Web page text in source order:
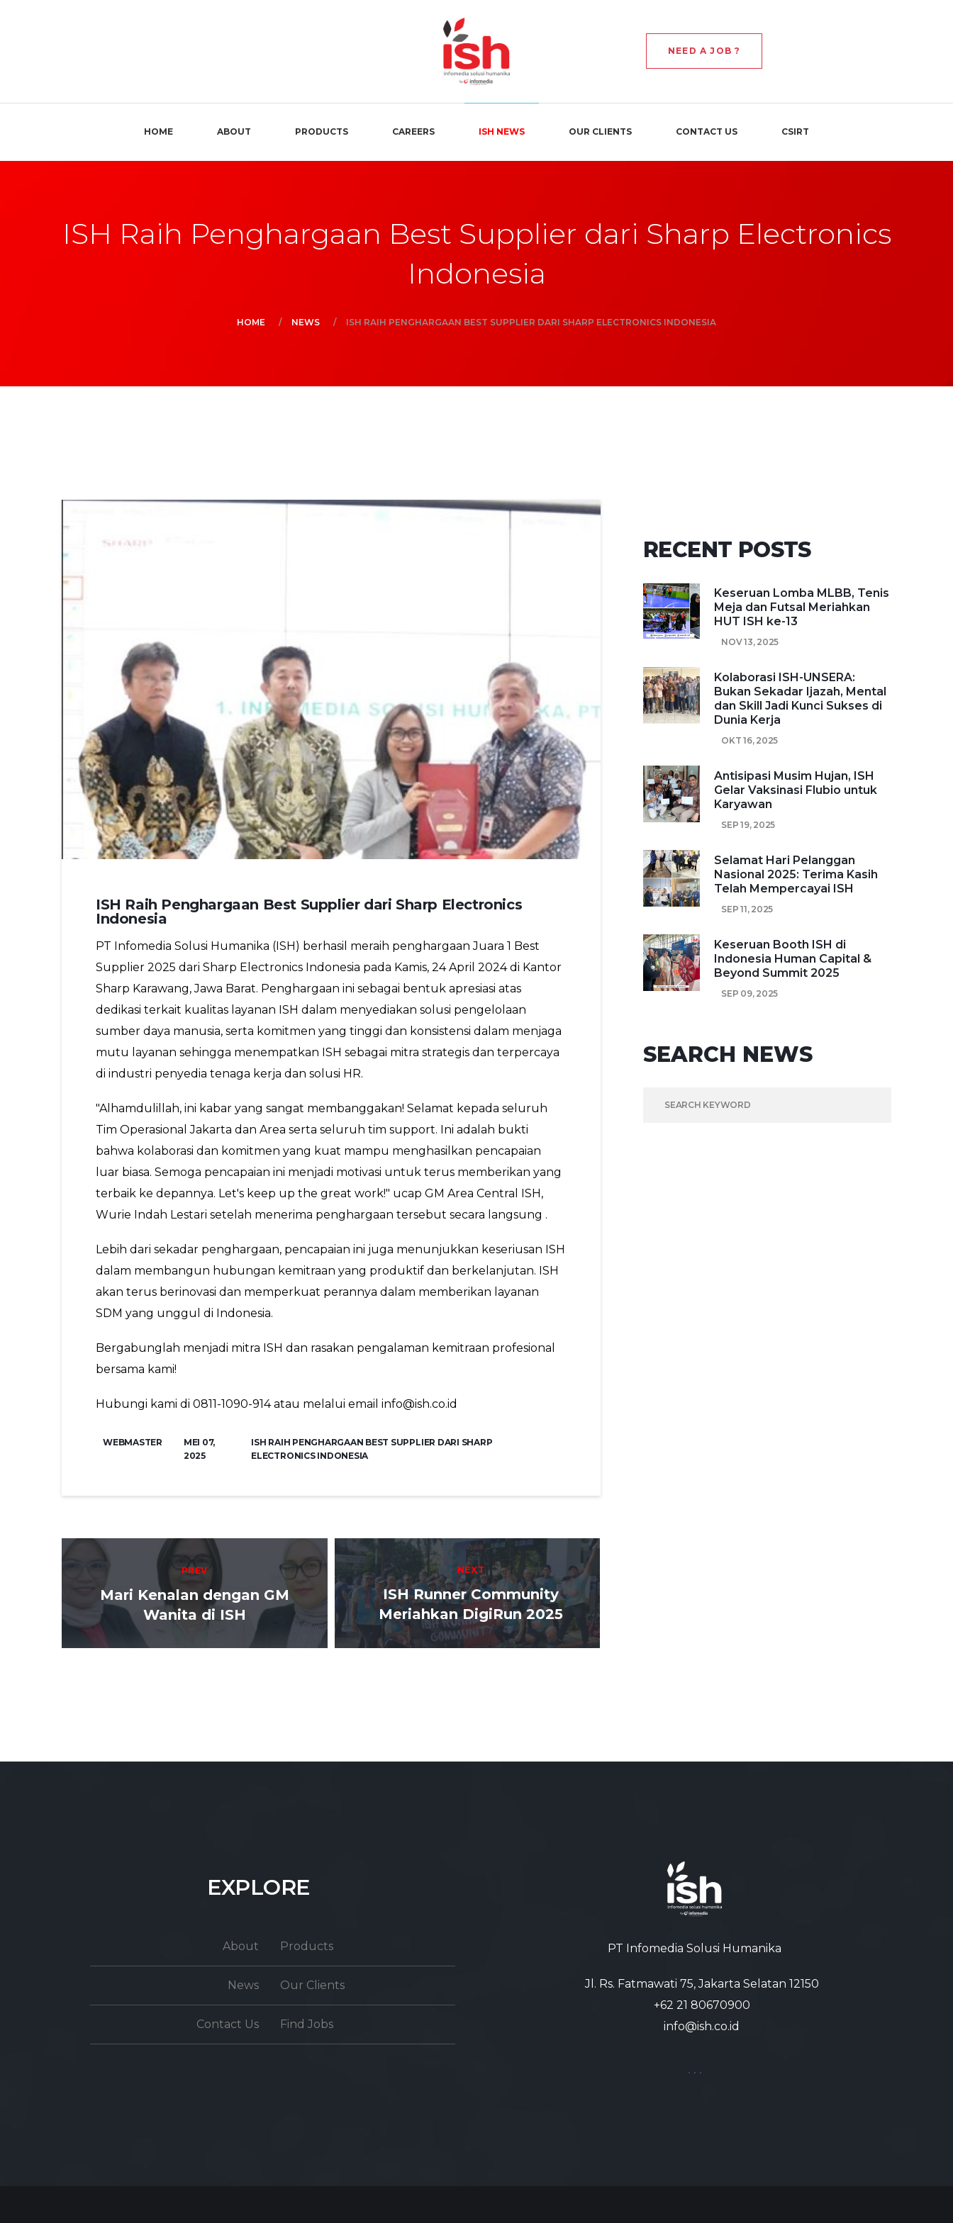
NEED A JOB ?
HOME ABOUT PRODUCTS CAREERS ISH NEWS OUR CLIENTS CONTACT US CSIRT
ISH Raih Penghargaan Best Supplier dari Sharp Electronics
Indonesia
HOME NEWS ISH RAIH PENGHARGAAN BEST SUPPLIER DARI SHARP ELECTRONICS INDONESIA
ISH Raih Penghargaan Best Supplier dari Sharp Electronics
Indonesia
PT Infomedia Solusi Humanika (ISH) berhasil meraih penghargaan Juara 1 Best
Supplier 2025 dari Sharp Electronics Indonesia pada Kamis, 24 April 2024 di Kantor
Sharp Karawang, Jawa Barat. Penghargaan ini sebagai bentuk apresiasi atas
dedikasi terkait kualitas layanan ISH dalam menyediakan solusi pengelolaan
sumber daya manusia, serta komitmen yang tinggi dan konsistensi dalam menjaga
mutu layanan sehingga menempatkan ISH sebagai mitra strategis dan terpercaya
di industri penyedia tenaga kerja dan solusi HR.
"Alhamdulillah, ini kabar yang sangat membanggakan! Selamat kepada seluruh
Tim Operasional Jakarta dan Area serta seluruh tim support. Ini adalah bukti
bahwa kolaborasi dan komitmen yang kuat mampu menghasilkan pencapaian
luar biasa. Semoga pencapaian ini menjadi motivasi untuk terus memberikan yang
terbaik ke depannya. Let's keep up the great work!" ucap GM Area Central ISH,
Wurie Indah Lestari setelah menerima penghargaan tersebut secara langsung .
Lebih dari sekadar penghargaan, pencapaian ini juga menunjukkan keseriusan ISH
dalam membangun hubungan kemitraan yang produktif dan berkelanjutan. ISH
akan terus berinovasi dan memperkuat perannya dalam memberikan layanan
SDM yang unggul di Indonesia.
Bergabunglah menjadi mitra ISH dan rasakan pengalaman kemitraan profesional
bersama kami!
Hubungi kami di 0811-1090-914 atau melalui email info@ish.co.id
WEBMASTER
MEI 07,
2025
ISH RAIH PENGHARGAAN BEST SUPPLIER DARI SHARP
ELECTRONICS INDONESIA
Post navigation
PREV
Mari Kenalan dengan GM
Wanita di ISH
NEXT
ISH Runner Community
Meriahkan DigiRun 2025
RECENT POSTS
Keseruan Lomba MLBB, Tenis
Meja dan Futsal Meriahkan
HUT ISH ke-13
NOV 13, 2025
Kolaborasi ISH-UNSERA:
Bukan Sekadar Ijazah, Mental
dan Skill Jadi Kunci Sukses di
Dunia Kerja
OKT 16, 2025
Antisipasi Musim Hujan, ISH
Gelar Vaksinasi Flubio untuk
Karyawan
SEP 19, 2025
Selamat Hari Pelanggan
Nasional 2025: Terima Kasih
Telah Mempercayai ISH
SEP 11, 2025
Keseruan Booth ISH di
Indonesia Human Capital &
Beyond Summit 2025
SEP 09, 2025
SEARCH NEWS
EXPLORE
About Products
News Our Clients
Contact Us Find Jobs
PT Infomedia Solusi Humanika
Jl. Rs. Fatmawati 75, Jakarta Selatan 12150
+62 21 80670900‬
info@ish.co.id